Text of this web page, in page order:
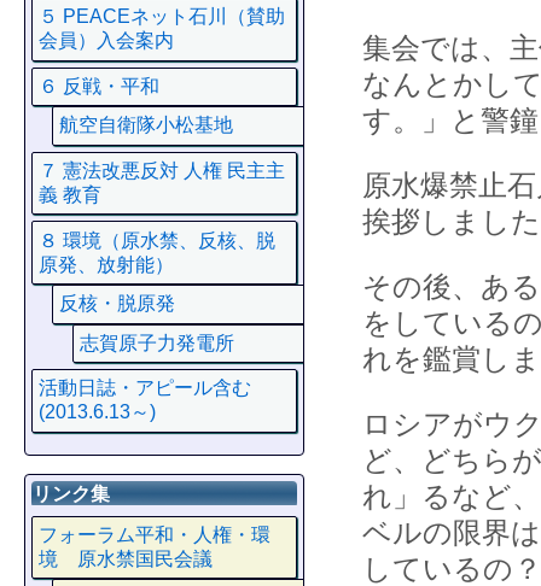
集会では、
なんとかし
す。」と警
原水爆禁止
挨拶しまし
その後、あ
をしている
れを鑑賞し
ロシアがウ
ど、どちら
れ」るなど
ベルの限界
しているの
５ PEACEネット石川（賛助
会員）入会案内
６ 反戦・平和
航空自衛隊小松基地
７ 憲法改悪反対 人権 民主主
義 教育
８ 環境（原水禁、反核、脱
原発、放射能）
反核・脱原発
志賀原子力発電所
活動日誌・アピール含む
(2013.6.13～)
リンク集
フォーラム平和・人権・環
境 原水禁国民会議